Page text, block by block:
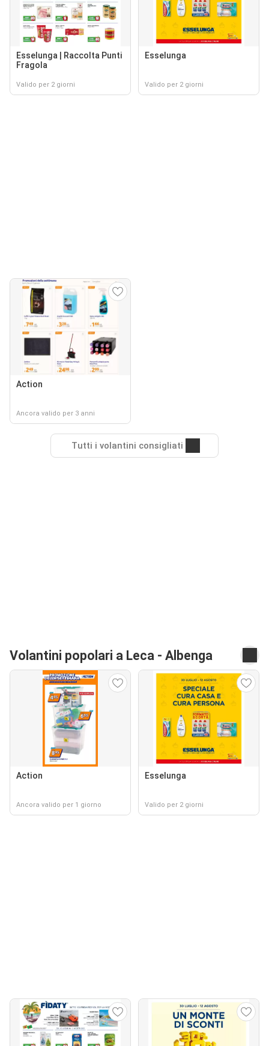
Esselunga | Raccolta Punti
Fragola
Valido per 2 giorni
Esselunga
Valido per 2 giorni
Action
Ancora valido per 3 anni
Tutti i volantini consigliati
Volantini popolari a Leca - Albenga
Action
Ancora valido per 1 giorno
Esselunga
Valido per 2 giorni